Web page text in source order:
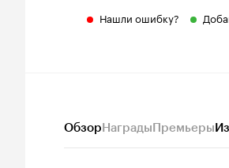
Нашли ошибку?
ОбзорНаградыПремьеры